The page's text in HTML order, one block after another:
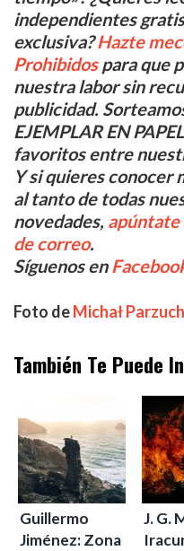
independientes
exclusiva?Hazte
Prohibidospara que
nuestra labor sin
publicidad.
EJEMPLAR EN
favoritos entre
Y si quieres conocer
al tanto de todas
novedades, apúntate
de correo.
Síguenos en
Foto deMichał
También Te Puede
Guillermo
Jiménez: Zona
J. G.